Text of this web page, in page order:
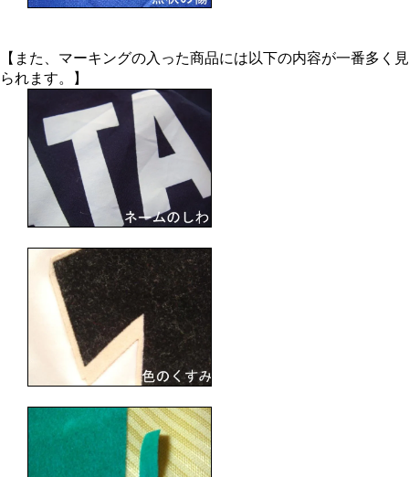
【また、マーキングの入った商品には以下の内容が一番多く見
られます。】